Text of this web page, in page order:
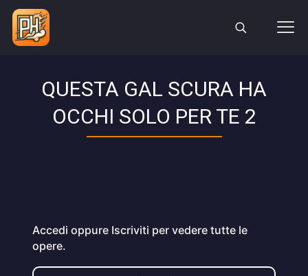
QUESTA GAL SCURA HA
OCCHI SOLO PER TE 2
Accedi oppure Iscriviti per vedere tutte le
opere.